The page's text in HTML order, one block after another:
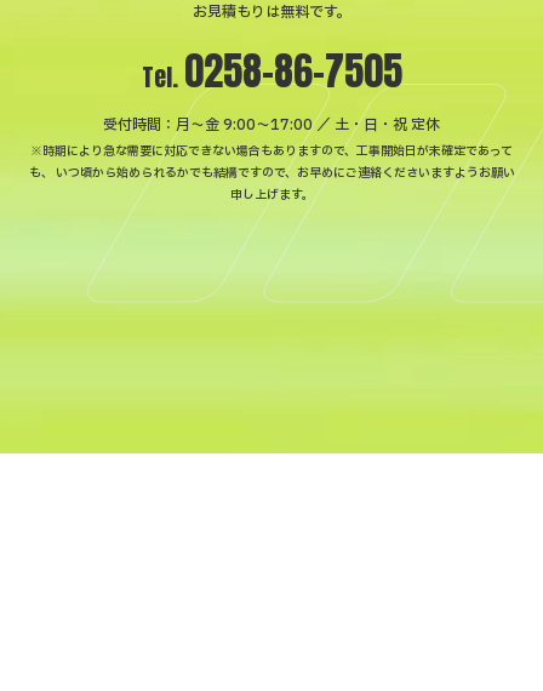
お見積もりは無料です。
Tel.0258-86-7505
受付時間：月〜金 9:00～17:00 ／ 土・日・祝 定休
※時期により急な需要に対応できない場合もありますので、工事開始日が未確定であって
も、
いつ頃から始められるかでも結構ですので、お早めにご連絡くださいますようお願い
申し上げます。